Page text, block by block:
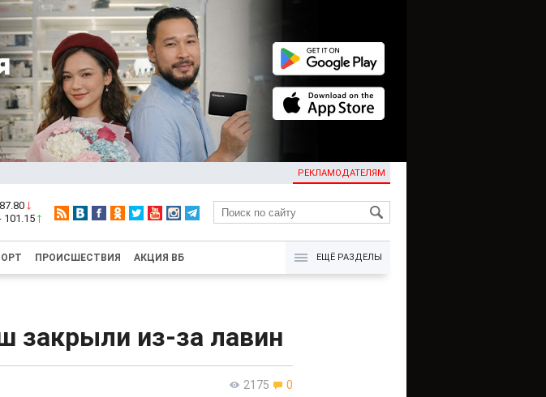
РЕКЛАМОДАТЕЛЯМ
KG
101.15
ПРОИСШЕСТВИЯ АКЦИЯ ВБ ЕЩЁ РАЗДЕЛЫ
закрыли из-за лавин
2175 0